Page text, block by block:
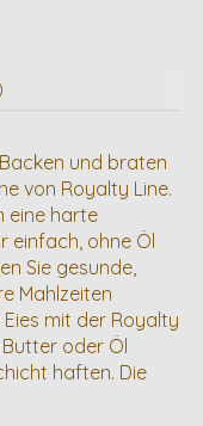
und braten
von Royalty Line.
eine harte
einfach, ohne Öl
Sie gesunde,
Mahlzeiten
mit der Royalty
oder Öl
haften. Die